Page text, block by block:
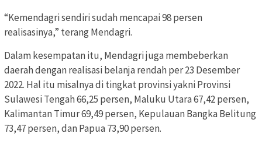
“Kemendagri sendiri sudah mencapai 98 persen
realisasinya,” terang Mendagri.
Dalam kesempatan itu, Mendagri juga membeberkan
daerah dengan realisasi belanja rendah per 23 Desember
2022. Hal itu misalnya di tingkat provinsi yakni Provinsi
Sulawesi Tengah 66,25 persen, Maluku Utara 67,42 persen,
Kalimantan Timur 69,49 persen, Kepulauan Bangka Belitung
73,47 persen, dan Papua 73,90 persen.